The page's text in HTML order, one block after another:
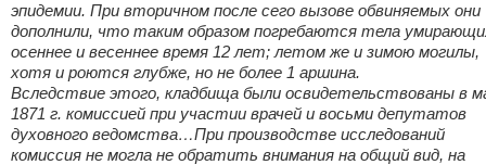
эпидемии. При вторичном после сего вызове обвиняемых они
дополнили, что таким образом погребаются тела
осеннее и весеннее время 12 лет; летом же и зимою могилы,
хотя и роются глубже, но не более 1 аршина.
Вследствие этого, кладбища были освидетельствованы в
1871 г. комиссией при участии врачей и восьми депутатов
духовного ведомства…При производстве исследований
комиссия не могла не обратить внимания на общий вид, на